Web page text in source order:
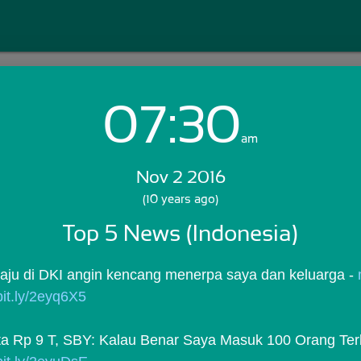
Login with Email:
Skip Sign In >>
07:30am
Nov 2 2016
(10 years ago)
Top 5 News (Indonesia)
di DKI angin kencang menerpa saya dan keluarga -
2eyq6X5
Rp 9 T, SBY: Kalau Benar Saya Masuk 100 Orang